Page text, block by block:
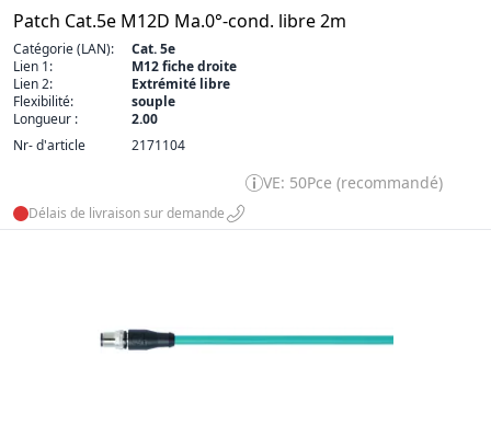
Patch Cat.5e M12D Ma.0°-cond. libre 2m
Catégorie (LAN):
Cat. 5e
Lien 1:
M12 fiche droite
Lien 2:
Extrémité libre
Flexibilité:
souple
Longueur :
2.00
Nr- d'article
2171104
VE: 50Pce (recommandé)
Délais de livraison sur demande